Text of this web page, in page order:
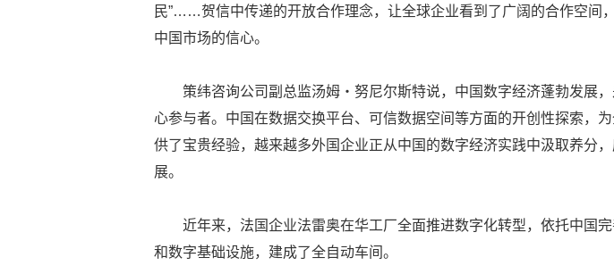
民”……贺信中传递的开放合作理念，让全球企业看到了广阔的合作空间
中国市场的信心。
策纬咨询公司副总监汤姆・努尼尔斯特说，中国数字经济蓬勃发展
心参与者。中国在数据交换平台、可信数据空间等方面的开创性探索，
供了宝贵经验，越来越多外国企业正从中国的数字经济实践中汲取养分
展。
近年来，法国企业法雷奥在华工厂全面推进数字化转型，依托中国
和数字基础设施，建成了全自动车间。